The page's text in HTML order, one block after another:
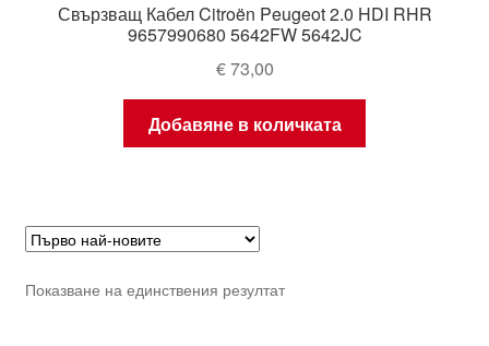
Свързващ Кабел Citroën Peugeot 2.0 HDI RHR
9657990680 5642FW 5642JC
€73,00
Добавяне в количката
Показване на единствения резултат